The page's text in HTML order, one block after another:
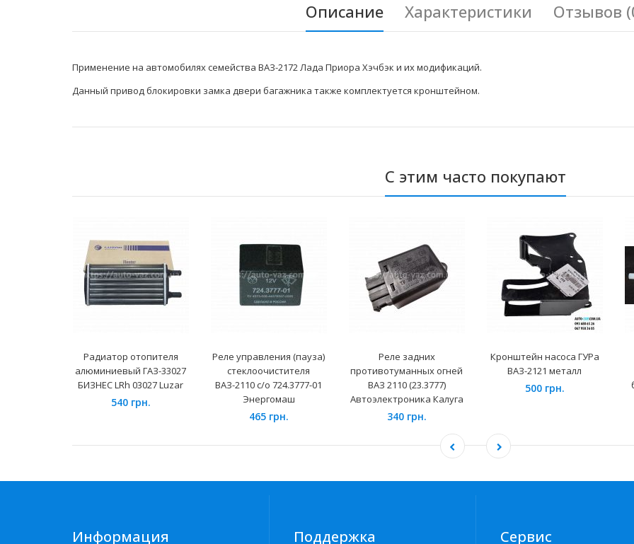
Описание Характеристики Отзывов
Применение на автомобилях семейства ВАЗ-2172 Лада Приора Хэчбэк и их модификаций.
Данный привод блокировки замка двери багажника также комплектуется кронштейном.
С этим часто покупают
Радиатор отопителя
алюминиевый ГАЗ-33027
БИЗНЕС LRh 03027 Luzar
540 грн.
Реле управления (пауза)
стеклоочистителя
ВАЗ-2110 с/о 724.3777-01
Энергомаш
465 грн.
Реле задних
противотуманных огней
ВАЗ 2110 (23.3777)
Автоэлектроника Калуга
340 грн.
Кронштейн насоса ГУРа
ВАЗ-2121 металл
500 грн.
Информация Поддержка Сервис